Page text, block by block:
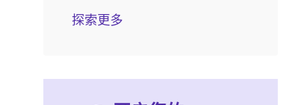
探索更多